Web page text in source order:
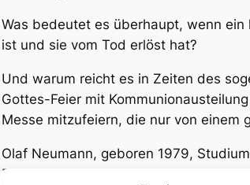
Was bedeutet es überhaupt, wenn
ist und sie vom Tod erlöst hat?
Und warum reicht es in Zeiten des
Gottes-Feier mit
Messe mitzufeiern, die nur von einem
Olaf Neumann, geboren 1979,
Berufsschule im Bistum Augsburg,